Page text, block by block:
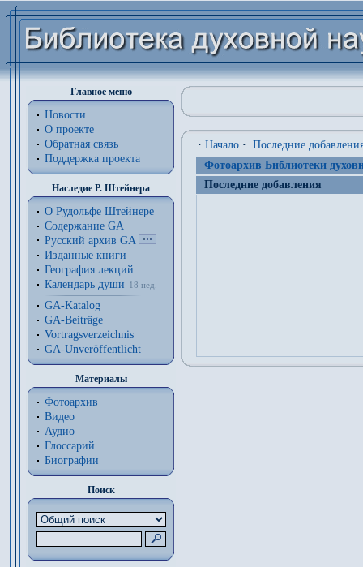
Главное меню
Новости
О проекте
Обратная связь
Поддержка проекта
Наследие Р. Штейнера
О Рудольфе Штейнере
Содержание GA
Русский архив GA
Изданные книги
География лекций
Календарь души
18 нед.
GA-Katalog
GA-Beiträge
Vortragsverzeichnis
GA-Unveröffentlicht
Материалы
Фотоархив
Видео
Аудио
Глоссарий
Биографии
Поиск
· Начало · Последние
Фотоархив Библиотеки
Последние добавления